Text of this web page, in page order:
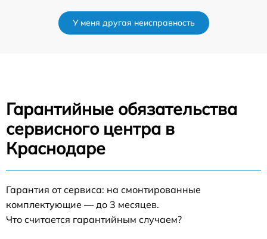
У меня другая неисправность
Гарантийные обязательства
сервисного центра в
Краснодаре
Гарантия от сервиса: на смонтированные
комплектующие — до 3 месяцев.
Что считается гарантийным случаем?